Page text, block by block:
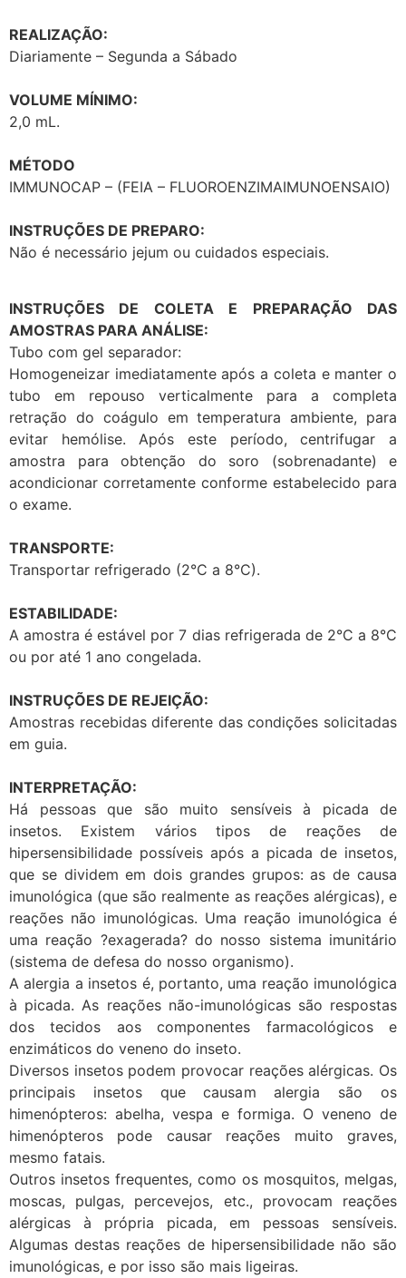
REALIZAÇÃO:
Diariamente – Segunda a Sábado
VOLUME MÍNIMO:
2,0 mL.
MÉTODO
IMMUNOCAP – (FEIA – FLUOROENZIMAIMUNOENSAIO)
INSTRUÇÕES DE PREPARO:
Não é necessário jejum ou cuidados especiais.
INSTRUÇÕES DE COLETA E PREPARAÇÃO DAS
AMOSTRAS PARA ANÁLISE:
Tubo com gel separador:
Homogeneizar imediatamente após a coleta e manter o
tubo em repouso verticalmente para a completa
retração do coágulo em temperatura ambiente, para
evitar hemólise. Após este período, centrifugar a
amostra para obtenção do soro (sobrenadante) e
acondicionar corretamente conforme estabelecido para
o exame.
TRANSPORTE:
Transportar refrigerado (2°C a 8°C).
ESTABILIDADE:
A amostra é estável por 7 dias refrigerada de 2°C a 8°C
ou por até 1 ano congelada.
INSTRUÇÕES DE REJEIÇÃO:
Amostras recebidas diferente das condições solicitadas
em guia.
INTERPRETAÇÃO:
Há pessoas que são muito sensíveis à picada de
insetos. Existem vários tipos de reações de
hipersensibilidade possíveis após a picada de insetos,
que se dividem em dois grandes grupos: as de causa
imunológica (que são realmente as reações alérgicas), e
reações não imunológicas. Uma reação imunológica é
uma reação ?exagerada? do nosso sistema imunitário
(sistema de defesa do nosso organismo).
A alergia a insetos é, portanto, uma reação imunológica
à picada. As reações não-imunológicas são respostas
dos tecidos aos componentes farmacológicos e
enzimáticos do veneno do inseto.
Diversos insetos podem provocar reações alérgicas. Os
principais insetos que causam alergia são os
himenópteros: abelha, vespa e formiga. O veneno de
himenópteros pode causar reações muito graves,
mesmo fatais.
Outros insetos frequentes, como os mosquitos, melgas,
moscas, pulgas, percevejos, etc., provocam reações
alérgicas à própria picada, em pessoas sensíveis.
Algumas destas reações de hipersensibilidade não são
imunológicas, e por isso são mais ligeiras.